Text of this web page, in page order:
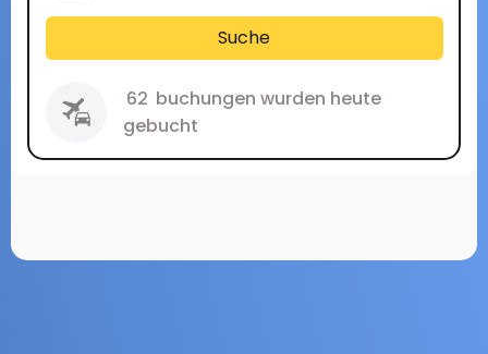
Suche
62 buchungen wurden heute
gebucht